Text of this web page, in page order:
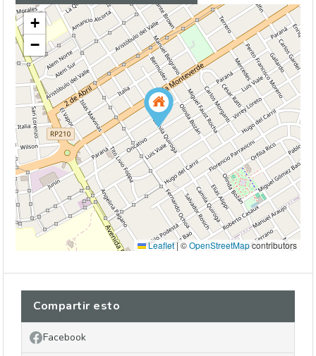
+
−
Leaflet|©OpenStreetMapcontributors
Compartir esto
Facebook